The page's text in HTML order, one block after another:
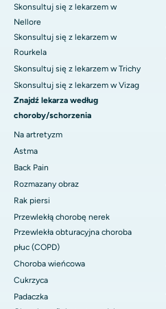
Skonsultuj się z lekarzem w
Nellore
Skonsultuj się z lekarzem w
Rourkela
Skonsultuj się z lekarzem w Trichy
Skonsultuj się z lekarzem w Vizag
Znajdź lekarza według
choroby/schorzenia
Na artretyzm
Astma
Back Pain
Rozmazany obraz
Rak piersi
Przewlekłą chorobę nerek
Przewlekła obturacyjna choroba
płuc (COPD)
Choroba wieńcowa
Cukrzyca
Padaczka